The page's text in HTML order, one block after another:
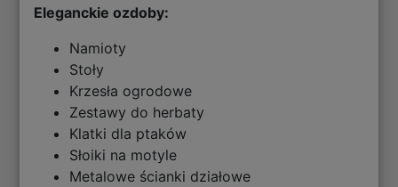
Eleganckie ozdoby:
Namioty
Stoły
Krzesła ogrodowe
Zestawy do herbaty
Klatki dla ptaków
Słoiki na motyle
Metalowe ścianki działowe